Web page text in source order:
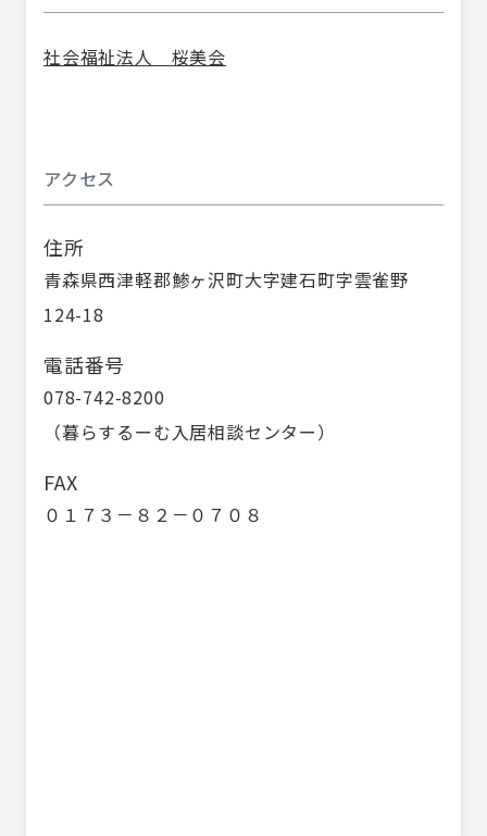
社会福祉法人 桜美会
アクセス
住所
青森県西津軽郡鯵ヶ沢町大字建石町字雲雀野
124-18
電話番号
078-742-8200
（暮らするーむ入居相談センター）
FAX
０１７３－８２－０７０８